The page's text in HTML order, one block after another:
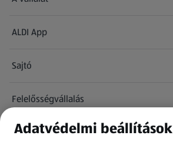
ALDI App
Sajtó
Felelősségvállalás
Információk
Adatvédelmi beállítások